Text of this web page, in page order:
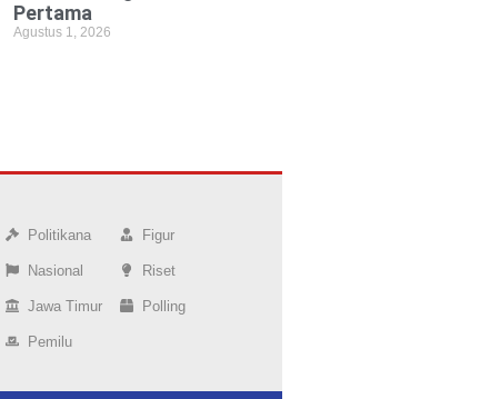
Pertama
Agustus 1, 2026
Politikana
Nasional
Jawa Timur
Pemilu
Figur
Riset
Polling